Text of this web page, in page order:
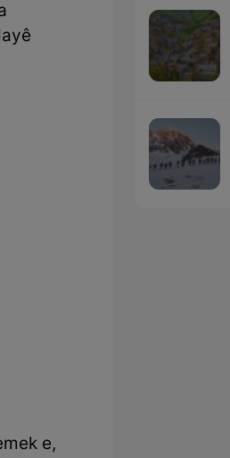
e,